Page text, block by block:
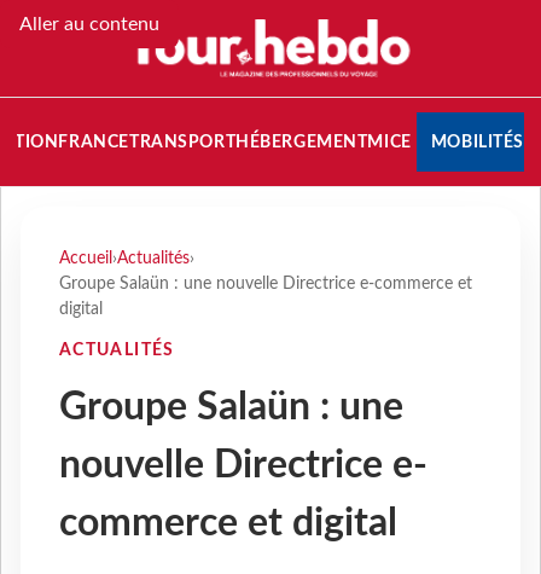
Aller au contenu
FRANCETRANSPORT HÉBERGEMENTMICE MOBILITÉS
Accueil ›Actualités›
Groupe Salaün : une nouvelle Directrice e-commerce et
digital
ACTUALITÉS
Groupe Salaün : une
nouvelle Directrice e-
commerce et digital